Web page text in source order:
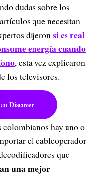
dudas sobre los
que necesitan
dijeronsi es real
energía cuando
, esta vez explicaron
los televisores.
en Discover
colombianos hay uno o
el cableoperador
que
una mejor